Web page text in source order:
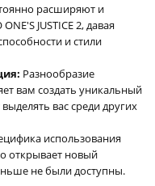
расширяют и
JUSTICE 2, давая
и стили
Разнообразие
вам создать уникальный
вас среди других
использования
открывает новый
не были доступны.